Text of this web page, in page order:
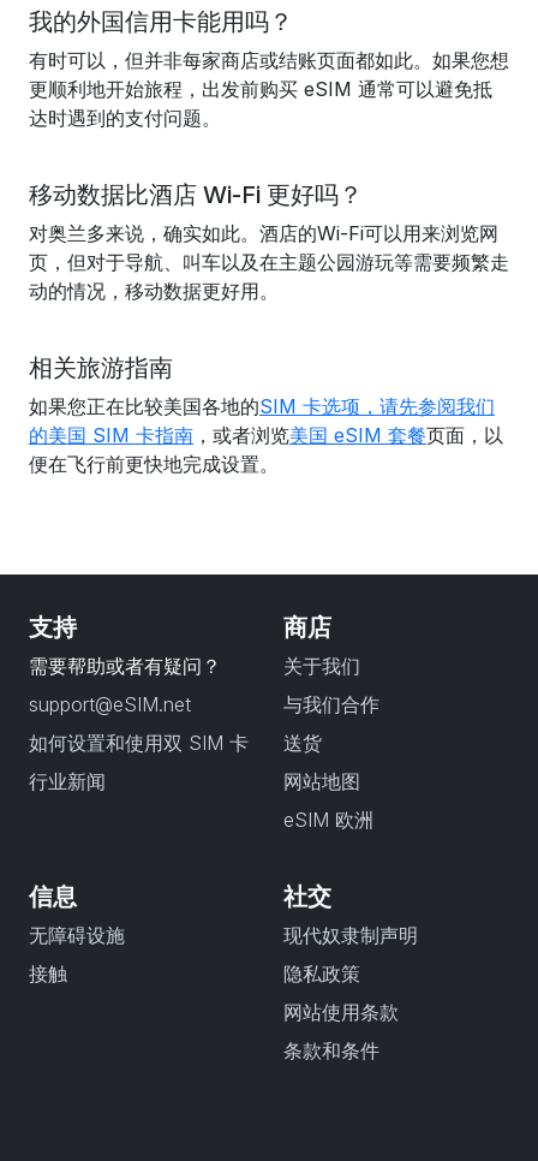
我的外国信用卡能用吗？
有时可以，但并非每家商店或结账页面都如此。如果您想
更顺利地开始旅程，出发前购买 eSIM 通常可以避免抵
达时遇到的支付问题。
移动数据比酒店 Wi-Fi 更好吗？
对奥兰多来说，确实如此。酒店的Wi-Fi可以用来浏览网
页，但对于导航、叫车以及在主题公园游玩等需要频繁走
动的情况，移动数据更好用。
相关旅游指南
如果您正在比较美国各地的SIM 卡选项，请先参阅我们
的美国 SIM 卡指南 ，或者浏览美国 eSIM 套餐页面，以
便在飞行前更快地完成设置。
支持
需要帮助或者有疑问？
support@eSIM.net
如何设置和使用双 SIM 卡
行业新闻
商店
关于我们
与我们合作
送货
网站地图
eSIM 欧洲
信息
无障碍设施
接触
社交
现代奴隶制声明
隐私政策
网站使用条款
条款和条件